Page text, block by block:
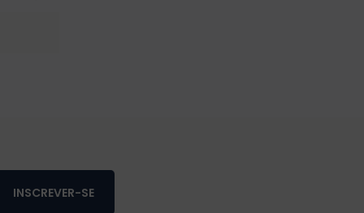
INSCREVER-SE